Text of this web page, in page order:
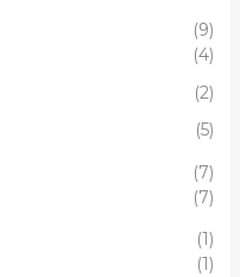
(9)
(4)
(2)
(5)
(7)
(7)
(1)
(1)